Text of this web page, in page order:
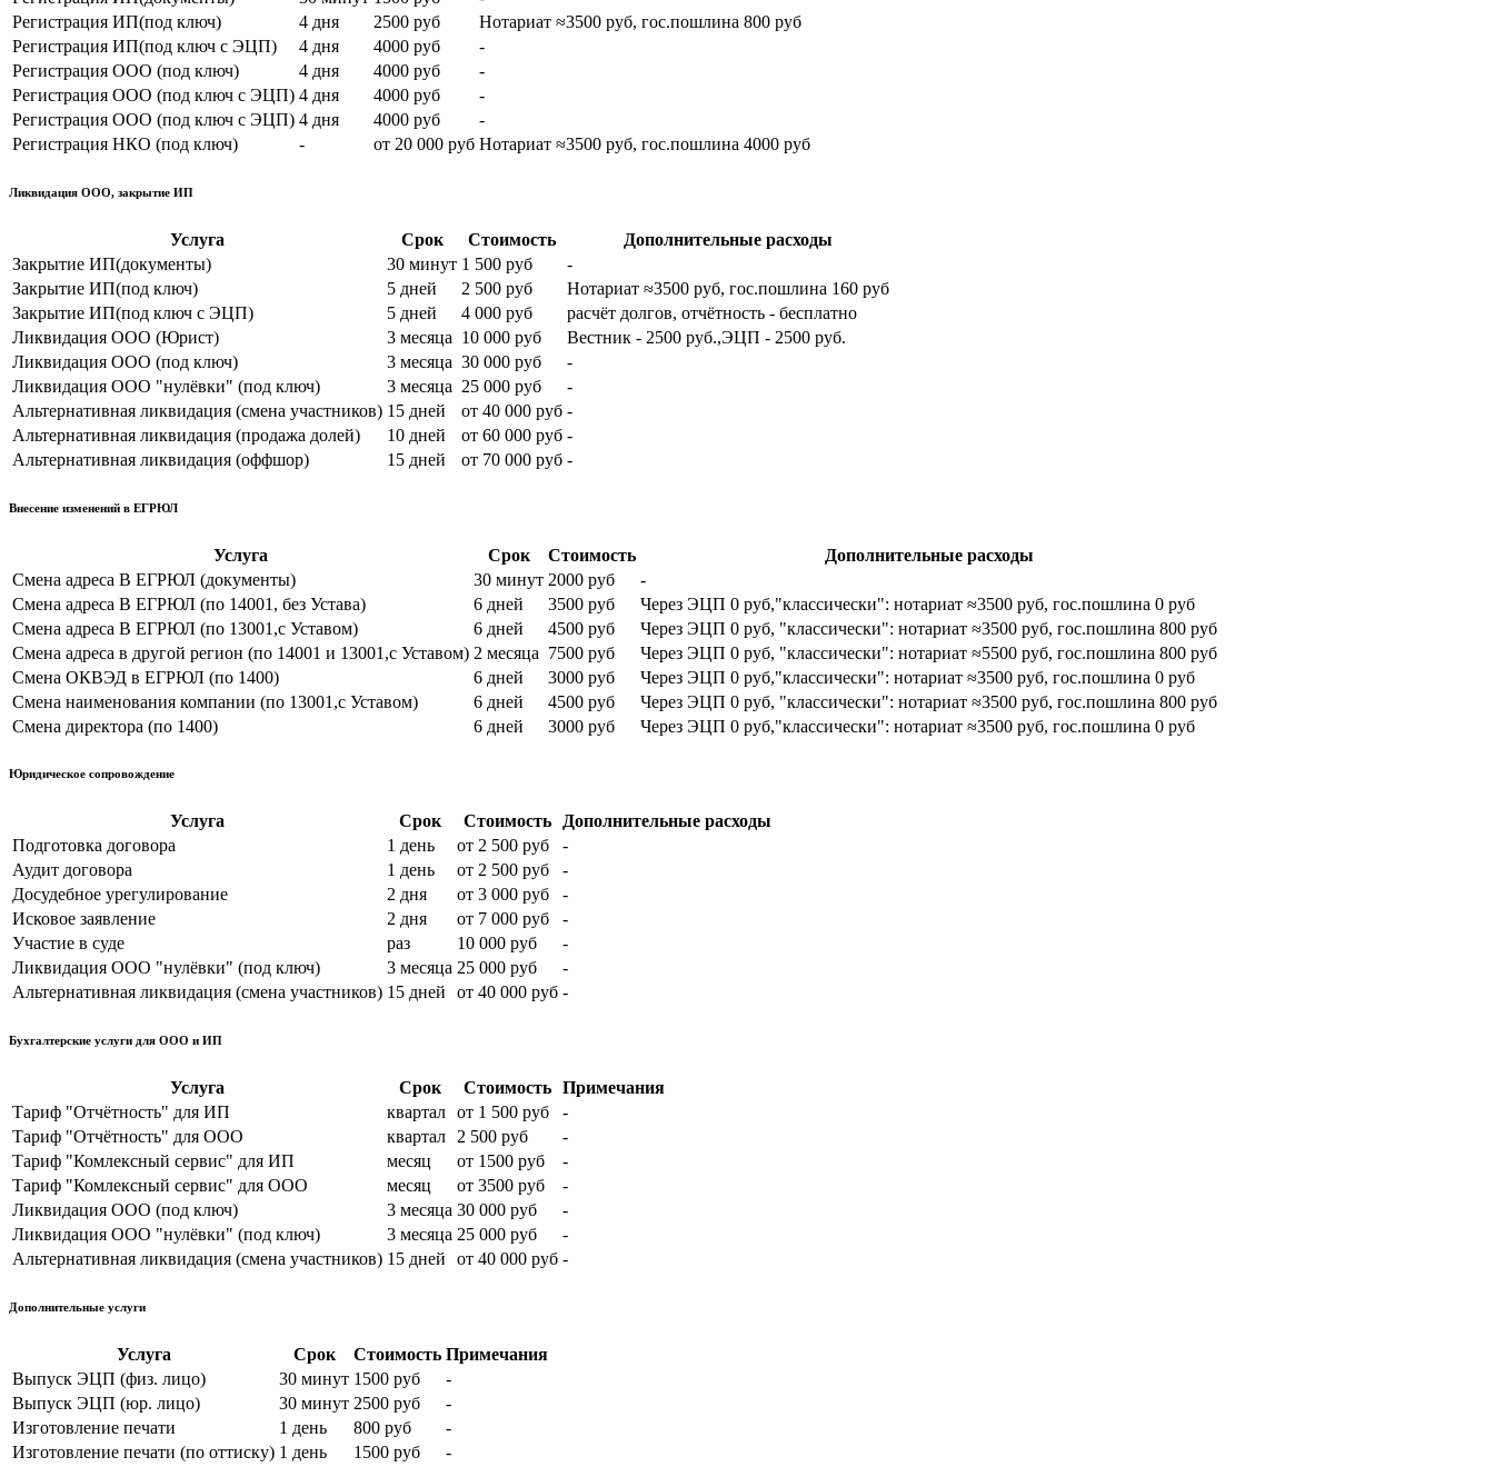
Регистрация ИП(под ключ)
4 дня 2500 руб
Нотариат ≈3500 руб, гос.пошлина 800 руб
Регистрация ИП(под ключ с ЭЦП)
4 дня 4000 руб
-
Регистрация ООО (под ключ)
4 дня 4000 руб
-
Регистрация OOO (под ключ с ЭЦП) 4 дня 4000 руб
-
Регистрация ООО (под ключ с ЭЦП) 4 дня 4000 руб
-
Регистрация НКО (под ключ)
- от 20 000 руб Нотариат ≈3500 руб, гос.пошлина 4000 руб
Ликвидация ООО, закрытие ИП
Услуга Срок Стоимость
Дополнительные расходы
Закрытие ИП(документы)
30 минут 1 500 руб
-
Закрытие ИП(под ключ)
5 дней 2 500 руб
Нотариат ≈3500 руб, гос.пошлина 160 руб
Закрытие ИП(под ключ с ЭЦП)
5 дней 4 000 руб
расчёт долгов, отчётность - бесплатно
Ликвидация ООО (Юрист)
3 месяца 10 000 руб
Вестник - 2500 руб.,ЭЦП - 2500 руб.
Ликвидация OOO (под ключ)
3 месяца 30 000 руб
-
Ликвидация ООО "нулёвки" (под ключ)
3 месяца 25 000 руб
-
Альтернативная ликвидация (смена участников) 15 дней от 40 000 руб -
Альтернативная ликвидация (продажа долей)
10 дней от 60 000 руб -
Альтернативная ликвидация (оффшор)
15 дней от 70 000 руб -
Внесение изменений в ЕГРЮЛ
Услуга Срок Стоимость
Дополнительные расходы
Смена адреса В ЕГРЮЛ (документы)
30 минут 2000 руб
-
Смена адреса В ЕГРЮЛ (по 14001, без Устава)
6 дней 3500 руб
Через ЭЦП 0 руб,"классически": нотариат ≈3500 руб, гос.пошлина 0 руб
Смена адреса В ЕГРЮЛ (по 13001,с Уставом)
6 дней 4500 руб
Через ЭЦП 0 руб, "классически": нотариат ≈3500 руб, гос.пошлина 800 руб
Смена адреса в другой регион (по 14001 и 13001,с Уставом) 2 месяца 7500 руб
Через ЭЦП 0 руб, "классически": нотариат ≈5500 руб, гос.пошлина 800 руб
Смена ОКВЭД в ЕГРЮЛ (по 1400)
6 дней 3000 руб
Через ЭЦП 0 руб,"классически": нотариат ≈3500 руб, гос.пошлина 0 руб
Смена наименования компании (по 13001,с Уставом)
6 дней 4500 руб
Через ЭЦП 0 руб, "классически": нотариат ≈3500 руб, гос.пошлина 800 руб
Смена директора (по 1400)
6 дней 3000 руб Через ЭЦП 0 руб,"классически": нотариат ≈3500 руб, гос.пошлина 0 руб
Юридическое сопровождение
Услуга Срок Стоимость Дополнительные расходы
Подготовка договора
1 день от 2 500 руб
-
Аудит договора
1 день от 2 500 руб
-
Досудебное урегулирование
2 дня от 3 000 руб
-
Исковое заявление
2 дня от 7 000 руб
-
Участие в суде
раз 10 000 руб
-
Ликвидация ООО "нулёвки" (под ключ)
3 месяца 25 000 руб
-
Альтернативная ликвидация (смена участников) 15 дней от 40 000 руб -
Бухгалтерские услуги для ООО и ИП
Услуга Срок Стоимость Примечания
Тариф "Отчётность" для ИП
квартал от 1 500 руб
-
Тариф "Отчётность" для ООО
квартал 2 500 руб
-
Тариф "Комлексный сервис" для ИП
месяц от 1500 руб
-
Тариф "Комлексный сервис" для ООО
месяц от 3500 руб
-
Ликвидация OOO (под ключ)
3 месяца 30 000 руб
-
Ликвидация ООО "нулёвки" (под ключ)
3 месяца 25 000 руб
-
Альтернативная ликвидация (смена участников) 15 дней от 40 000 руб -
Дополнительные услуги
Услуга Срок Стоимость Примечания
Выпуск ЭЦП (физ. лицо)
30 минут 1500 руб
-
Выпуск ЭЦП (юр. лицо)
30 минут 2500 руб
-
Изготовление печати
1 день 800 руб
-
Изготовление печати (по оттиску) 1 день 1500 руб -